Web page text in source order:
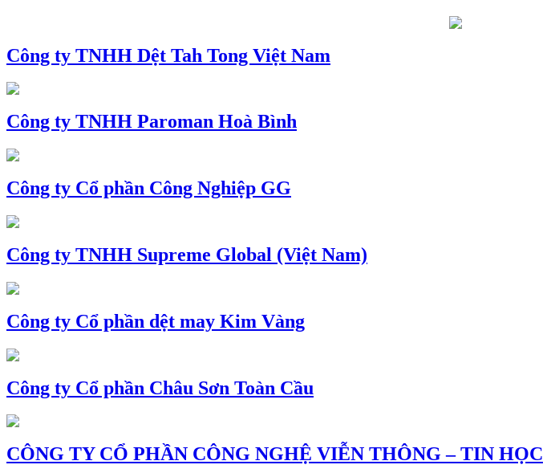
Công ty TNHH Dệt Tah Tong Việt Nam
Công ty TNHH Paroman Hoà Bình
Công ty Cổ phần Công Nghiệp GG
Công ty TNHH Supreme Global (Việt Nam)
Công ty Cổ phần dệt may Kim Vàng
Công ty Cổ phần Châu Sơn Toàn Cầu
CÔNG TY CỔ PHẦN CÔNG NGHỆ VIỄN THÔNG – TIN HỌC